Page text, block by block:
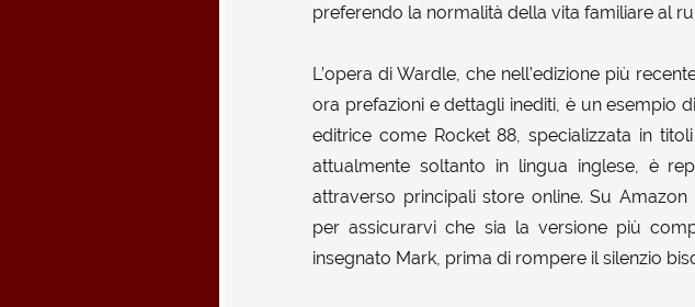
preferendo la normalità della vita familiare al
L’opera di Wardle, che nell’edizione più
ora prefazioni e dettagli inediti, è un esempio
editrice come Rocket 88, specializzata in
attualmente soltanto in lingua inglese, è
attraverso principali store online. Su Amazon
per assicurarvi che sia la versione più
insegnato Mark, prima di rompere il silenzio